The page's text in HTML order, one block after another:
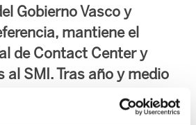
Gobierno Vasco y
mantiene el
de Contact Center y
al SMI. Tras año y medio
no hay avances